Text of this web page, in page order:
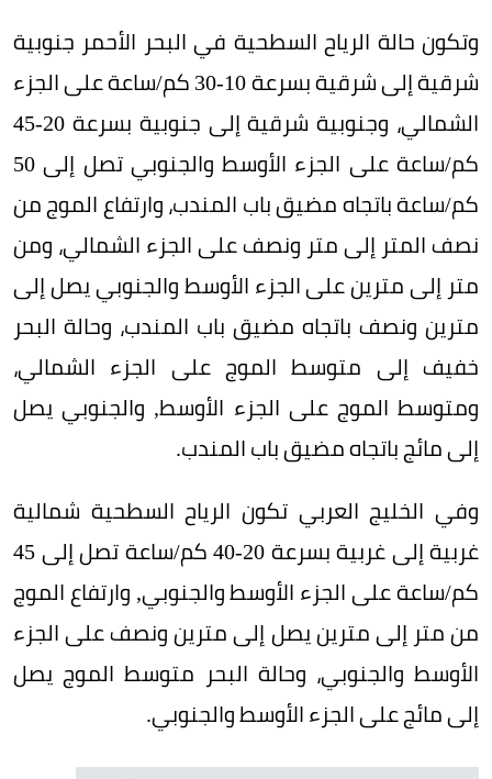
وتكون حالة الرياح السطحية في البحر الأحمر جنوبية
شرقية إلى شرقية بسرعة 10-30 كم/ساعة على الجزء
الشمالي، وجنوبية شرقية إلى جنوبية بسرعة 20-45
كم/ساعة على الجزء الأوسط والجنوبي تصل إلى 50
كم/ساعة باتجاه مضيق باب المندب، وارتفاع الموج من
نصف المتر إلى متر ونصف على الجزء الشمالي، ومن
متر إلى مترين على الجزء الأوسط والجنوبي يصل إلى
مترين ونصف باتجاه مضيق باب المندب، وحالة البحر
خفيف إلى متوسط الموج على الجزء الشمالي،
ومتوسط الموج على الجزء الأوسط, والجنوبي يصل
إلى مائج باتجاه مضيق باب المندب.
وفي الخليج العربي تكون الرياح السطحية شمالية
غربية إلى غربية بسرعة 20-40 كم/ساعة تصل إلى 45
كم/ساعة على الجزء الأوسط والجنوبي, وارتفاع الموج
من متر إلى مترين يصل إلى مترين ونصف على الجزء
الأوسط والجنوبي، وحالة البحر متوسط الموج يصل
إلى مائج على الجزء الأوسط والجنوبي.